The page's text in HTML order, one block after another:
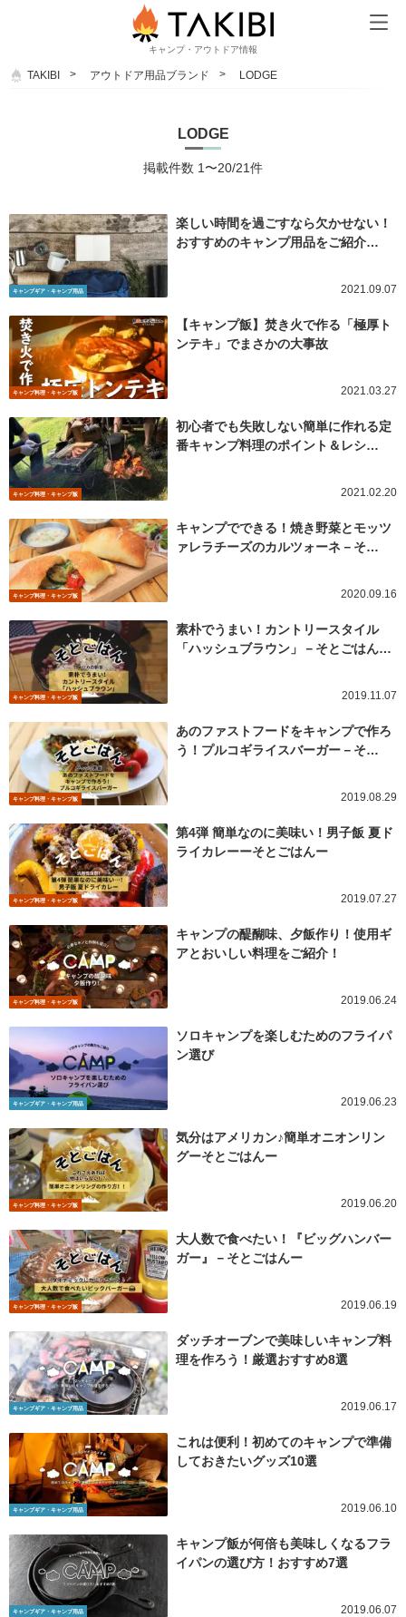
キャンプ・アウトドア情報
TAKIBI アウトドア用品ブランド LODGE
LODGE
掲載件数 1〜20/21件
キャンプギア・キャンプ用品
楽しい時間を過ごすなら欠かせない！
おすすめのキャンプ用品をご紹介…
2021.09.07
キャンプ料理・キャンプ飯
【キャンプ飯】焚き火で作る「極厚ト
ンテキ」でまさかの大事故
2021.03.27
キャンプ料理・キャンプ飯
初心者でも失敗しない簡単に作れる定
番キャンプ料理のポイント＆レシ…
2021.02.20
キャンプ料理・キャンプ飯
キャンプでできる！焼き野菜とモッツ
ァレラチーズのカルツォーネ－そ…
2020.09.16
キャンプ料理・キャンプ飯
素朴でうまい！カントリースタイル
「ハッシュブラウン」－そとごはん…
2019.11.07
キャンプ料理・キャンプ飯
あのファストフードをキャンプで作ろ
う！プルコギライスバーガー－そ…
2019.08.29
キャンプ料理・キャンプ飯
第4弾 簡単なのに美味い！男子飯 夏ド
ライカレーーそとごはんー
2019.07.27
キャンプ料理・キャンプ飯
キャンプの醍醐味、夕飯作り！使用ギ
アとおいしい料理をご紹介！
2019.06.24
キャンプギア・キャンプ用品
ソロキャンプを楽しむためのフライパ
ン選び
2019.06.23
キャンプ料理・キャンプ飯
気分はアメリカン♪簡単オニオンリン
グーそとごはんー
2019.06.20
キャンプ料理・キャンプ飯
大人数で食べたい！『ビッグハンバー
ガー』－そとごはんー
2019.06.19
キャンプギア・キャンプ用品
ダッチオーブンで美味しいキャンプ料
理を作ろう！厳選おすすめ8選
2019.06.17
キャンプギア・キャンプ用品
これは便利！初めてのキャンプで準備
しておきたいグッズ10選
2019.06.10
キャンプギア・キャンプ用品
キャンプ飯が何倍も美味しくなるフラ
イパンの選び方！おすすめ7選
2019.06.07